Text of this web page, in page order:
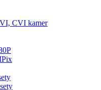
CVI kamer